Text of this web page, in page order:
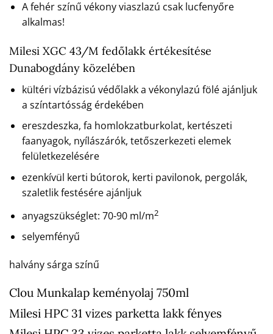
A fehér színű vékony viaszlazú csak lucfenyőre
alkalmas!
Milesi XGC 43/M fedőlakk értékesítése
Dunabogdány közelében
kültéri vízbázisú védőlakk a vékonylazú fölé ajánljuk
a színtartósság érdekében
ereszdeszka, fa homlokzatburkolat, kertészeti
faanyagok, nyílászárók, tetőszerkezeti elemek
felületkezelésére
ezenkívül kerti bútorok, kerti pavilonok, pergolák,
szaletlik festésére ajánljuk
anyagszükséglet: 70-90 ml/m2
selyemfényű
halvány sárga színű
Clou Munkalap keményolaj 750ml
Milesi HPC 31 vizes parketta lakk fényes